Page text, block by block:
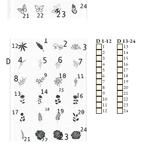
D 1-12
1
2
3
4
5
6
7
8
9
10
11
12
D 13-24
13
14
15
16
17
18
19
20
21
22
23
24